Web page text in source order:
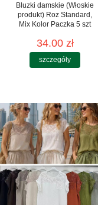
Bluzki damskie (Włoskie
produkt) Roz Standard,
Mix Kolor Paczka 5 szt
34.00 zł
szczegóły